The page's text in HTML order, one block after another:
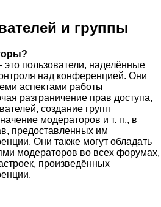
и группы
пользователи, наделённые
над конференцией. Они
аспектами работы
разграничение прав доступа,
создание групп
модераторов и т. п., в
предоставленных им
Они также могут обладать
модераторов во всех форумах,
произведённых